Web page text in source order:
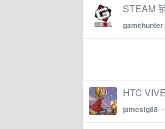
STEAM
gamehunter
HTC
jamesfg88 •